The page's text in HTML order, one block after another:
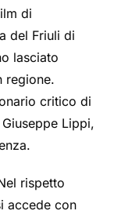
di
del Friuli di
lasciato
regione.
critico di
Lippi,
rispetto
accede con